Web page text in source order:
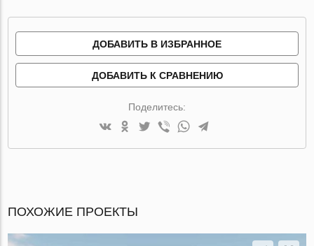
ДОБАВИТЬ В ИЗБРАННОЕ
ДОБАВИТЬ К СРАВНЕНИЮ
Поделитесь:
ПОХОЖИЕ ПРОЕКТЫ